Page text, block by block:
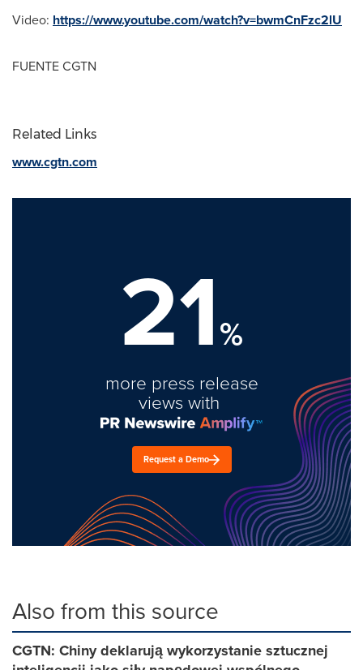
Video: https://www.youtube.com/watch?v=bwmCnFzc2lU
FUENTE CGTN
Related Links
www.cgtn.com
21%
more press release
views with
Request a Demo
Also from this source
CGTN: Chiny deklarują wykorzystanie sztucznej